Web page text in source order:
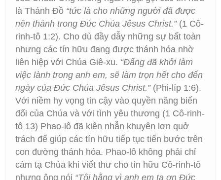
là Thánh Đồ “tức là cho những người đã được
nên thánh trong Đức Chúa Jêsus Christ.”(1 Cô-
rinh-tô 1:2). Cho dù đầy dẫy những sự bất toàn
nhưng các tín hữu đang được thánh hóa nhờ
liên hiệp với Chúa Giê-xu. “Đấng đã khởi làm
việc lành trong anh em, sẽ làm trọn hết cho đến
ngày của Đức Chúa Jêsus Christ.”(Phi-líp 1:6).
Với niềm hy vọng tin cậy vào quyền năng biến
đổi của Chúa và với tình yêu thương (1 Cô-rinh-
tô 13) Phao-lô đã kiên nhẫn khuyên lơn quở
trách để giúp các tín hữu tiếp tục tiến bước trên
con đường thánh hóa. Phao-lô không phải chỉ
cảm tạ Chúa khi viết thư cho tín hữu Cô-rinh-tô
nhưng ông nói “Tôi hằng vì anh em tạ ơn Đức